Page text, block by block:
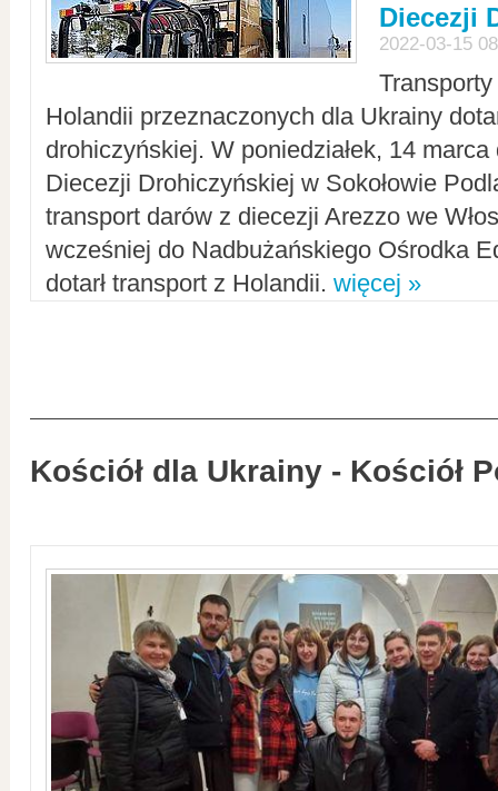
Diecezji
2022-03-15
Holandii przeznaczonych dla Ukrainy
drohiczyńskiej. W poniedziałek, 14
Diecezji Drohiczyńskiej w Sokołowie
transport darów z diecezji Arezzo we
wcześniej do Nadbużańskiego Ośrodka
dotarł transport z Holandii. więcej »
Kościół dla Ukrainy - Kościół